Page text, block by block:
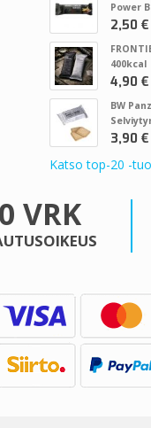
Power
2,50 €
400kcal
4,90 €
BW
3,90 €
Katso top-20 -
VRK